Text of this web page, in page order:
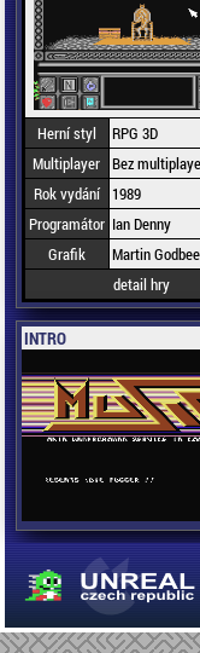
Herní styl
RPG 3D
Multiplayer Bez
Rok vydání
1989
Programátor Ian Denny
Grafik
Martin
detail hry
INTRO